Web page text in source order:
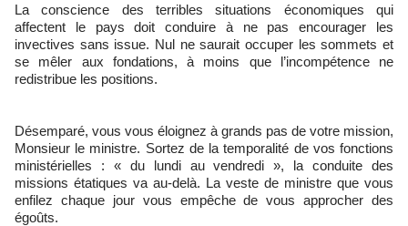
La conscience des terribles situations économiques qui
affectent le pays doit conduire à ne pas encourager les
invectives sans issue. Nul ne saurait occuper les sommets et
se mêler aux fondations, à moins que l’incompétence ne
redistribue les positions.
Désemparé, vous vous éloignez à grands pas de votre mission,
Monsieur le ministre. Sortez de la temporalité de vos fonctions
ministérielles : « du lundi au vendredi », la conduite des
missions étatiques va au-delà. La veste de ministre que vous
enfilez chaque jour vous empêche de vous approcher des
égoûts.